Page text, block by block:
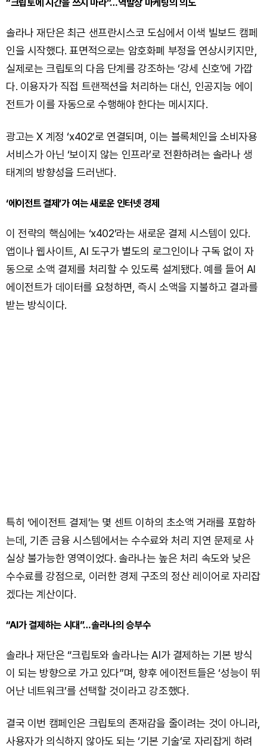
“크립토에 시간을 쓰지 마라”…역발상 마케팅의 의도
솔라나 재단은 최근 샌프란시스코 도심에서 이색 빌보드 캠페
인을 시작했다. 표면적으로는 암호화폐 부정을 연상시키지만,
실제로는 크립토의 다음 단계를 강조하는 ‘강세 신호’에 가깝
다. 이용자가 직접 트랜잭션을 처리하는 대신, 인공지능 에이
전트가 이를 자동으로 수행해야 한다는 메시지다.
광고는 X 계정 ‘x402’로 연결되며, 이는 블록체인을 소비자용
서비스가 아닌 ‘보이지 않는 인프라’로 전환하려는 솔라나 생
태계의 방향성을 드러낸다.
‘에이전트 결제’가 여는 새로운 인터넷 경제
이 전략의 핵심에는 ‘x402’라는 새로운 결제 시스템이 있다.
앱이나 웹사이트, AI 도구가 별도의 로그인이나 구독 없이 자
동으로 소액 결제를 처리할 수 있도록 설계됐다. 예를 들어 AI
에이전트가 데이터를 요청하면, 즉시 소액을 지불하고 결과를
받는 방식이다.
특히 ‘에이전트 결제’는 몇 센트 이하의 초소액 거래를 포함하
는데, 기존 금융 시스템에서는 수수료와 처리 지연 문제로 사
실상 불가능한 영역이었다. 솔라나는 높은 처리 속도와 낮은
수수료를 강점으로, 이러한 경제 구조의 정산 레이어로 자리잡
겠다는 계산이다.
“AI가 결제하는 시대”…솔라나의 승부수
솔라나 재단은 “크립토와 솔라나는 AI가 결제하는 기본 방식
이 되는 방향으로 가고 있다”며, 향후 에이전트들은 ‘성능이 뛰
어난 네트워크’를 선택할 것이라고 강조했다.
결국 이번 캠페인은 크립토의 존재감을 줄이려는 것이 아니라,
사용자가 의식하지 않아도 되는 ‘기본 기술’로 자리잡게 하려